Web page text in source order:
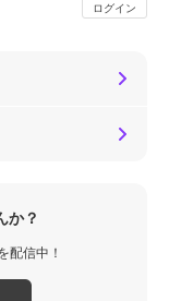
ログイン
か？
配信中！